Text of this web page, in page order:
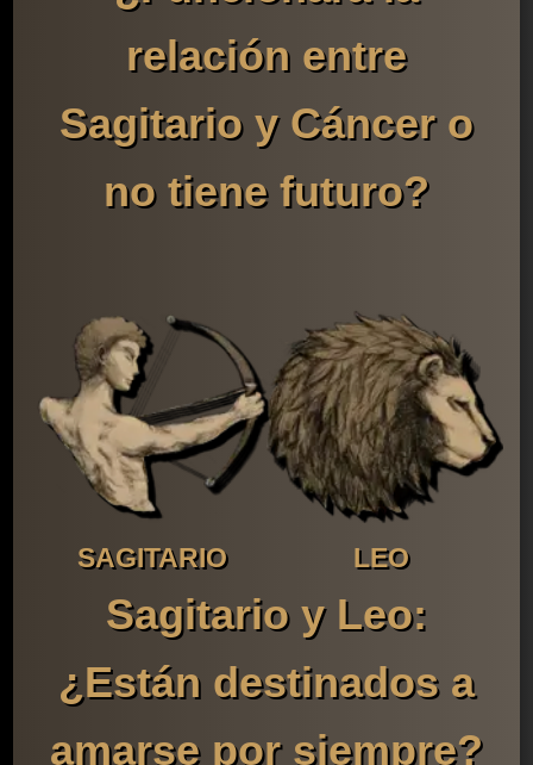
relación entre
Sagitario y Cáncer o
no tiene futuro?
SAGITARIO LEO
Sagitario y Leo:
¿Están destinados a
amarse por siempre?